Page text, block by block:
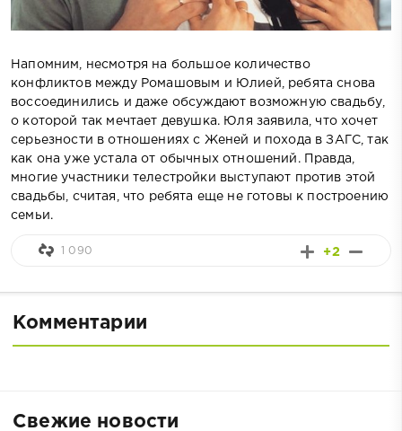
Напомним, несмотря на большое количество
конфликтов между Ромашовым и Юлией, ребята снова
воссоединились и даже обсуждают возможную свадьбу,
о которой так мечтает девушка. Юля заявила, что хочет
серьезности в отношениях с Женей и похода в ЗАГС, так
как она уже устала от обычных отношений. Правда,
многие участники телестройки выступают против этой
свадьбы, считая, что ребята еще не готовы к построению
семьи.
+2
1 090
Комментарии
Свежие новости